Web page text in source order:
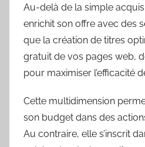
Au-delà de la simple
enrichit son offre avec des
que la création de titres
gratuit de vos pages web,
pour maximiser l’efficacité
Cette multidimension
son budget dans des
Au contraire, elle s’inscrit